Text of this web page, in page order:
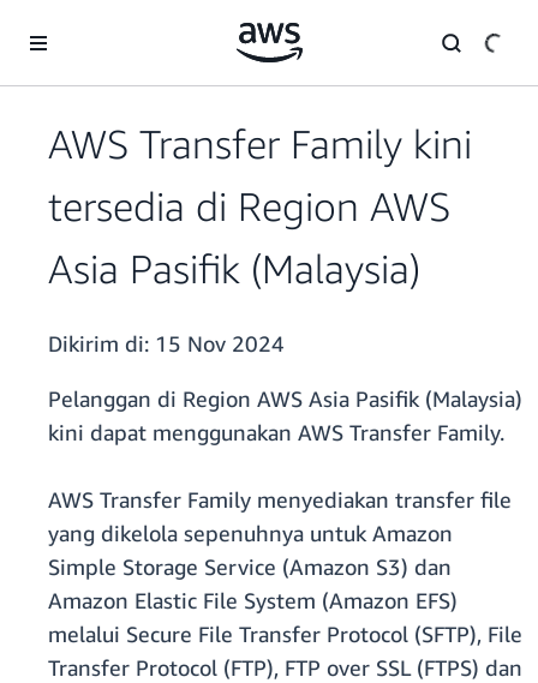
AWS Transfer Family kini
tersedia di Region AWS
Asia Pasifik (Malaysia)
Dikirim di: 15 Nov 2024
Pelanggan di Region AWS Asia Pasifik (Malaysia)
kini dapat menggunakan AWS Transfer Family.
AWS Transfer Family menyediakan transfer file
yang dikelola sepenuhnya untuk Amazon
Simple Storage Service (Amazon S3) dan
Amazon Elastic File System (Amazon EFS)
melalui Secure File Transfer Protocol (SFTP), File
Transfer Protocol (FTP), FTP over SSL (FTPS) dan